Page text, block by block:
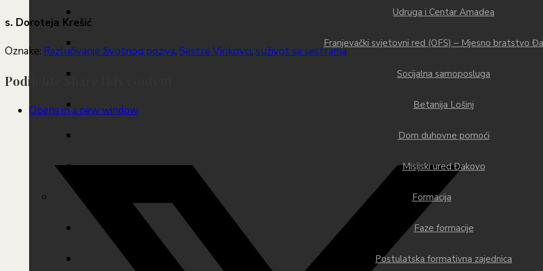
Udruga i Centar Amadea
Franjevački svjetovni red (OFS) – Mjesno bratstvo
Socijalna samoposluga
Betanija Lošinj
Dom duhovne pomoći
Misijski ured Đakovo
Formacija
Faze formacije
Postulatska formativna zajednica
s. Doroteja Krešić
Oznake: Razlučivanje životnog poziva, Sestre Vinkovci, suživot sa sestrama
Podijelite Share this content
Opens in a new window